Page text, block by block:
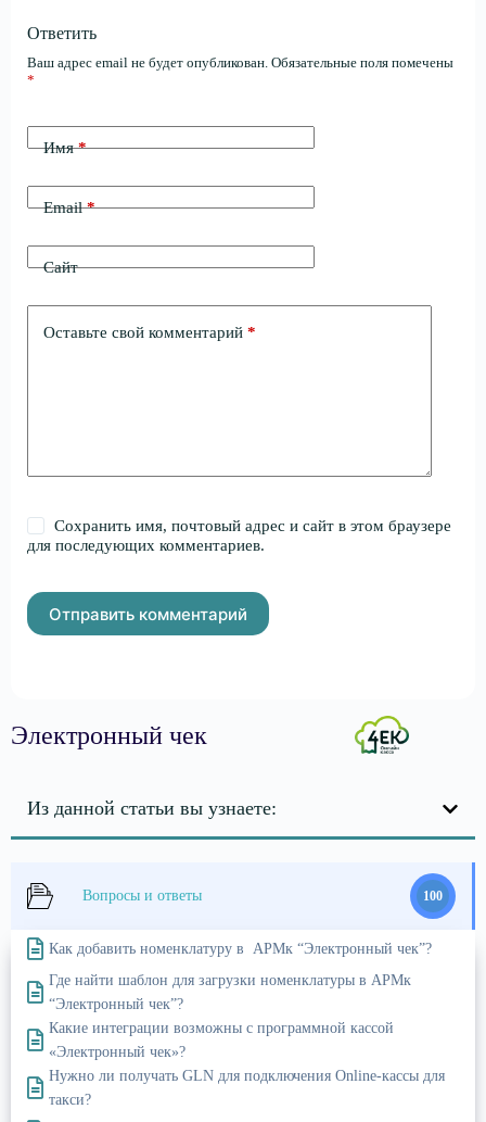
Ответить
Ваш адрес email не будет опубликован. Обязательные поля помечены
*
Имя*
Email*
Сайт
Оставьте свой комментарий *
Сохранить имя, почтовый адрес и сайт в этом браузере
для последующих комментариев.
Отправить комментарий
Электронный чек
Из данной статьи вы узнаете:
Вопросы и ответы 100
Как добавить номенклатуру в АРМк “Электронный чек”?
Где найти шаблон для загрузки номенклатуры в АРМк
“Электронный чек”?
Какие интеграции возможны с программной кассой
«Электронный чек»?
Нужно ли получать GLN для подключения Online-кассы для
такси?